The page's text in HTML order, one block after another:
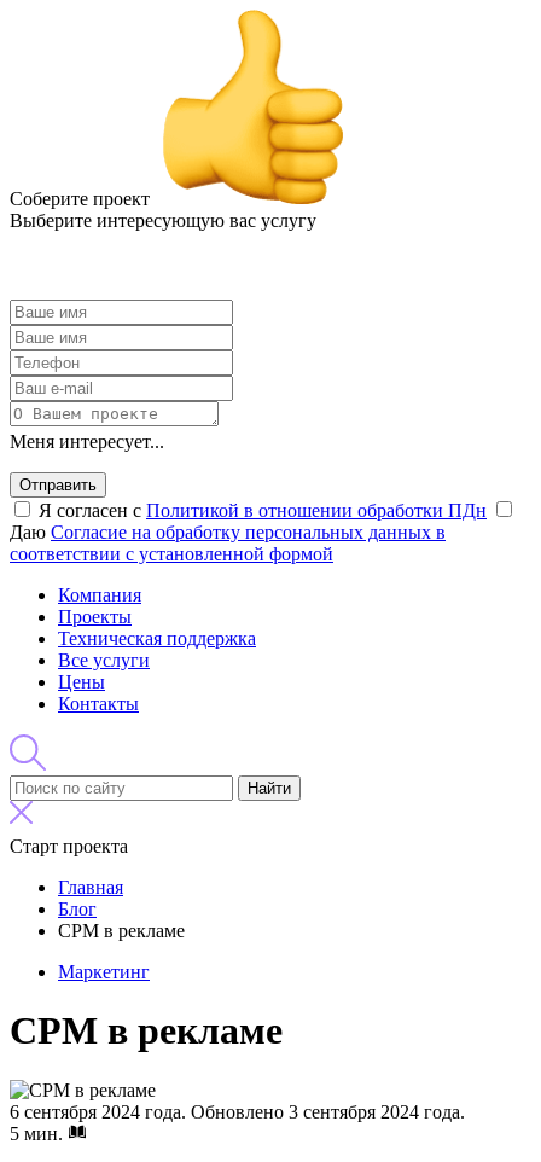
Соберите проект
Выберите интересующую вас услугу
Меня интересует...
Отправить
Я согласен с Политикой в отношении обработки ПДн
Даю Согласие на обработку персональных данных в
соответствии с установленной формой
Компания
Проекты
Техническая поддержка
Все услуги
Цены
Контакты
Найти
Старт проекта
Главная
Блог
CPM в рекламе
Маркетинг
CPM в рекламе
6 сентября 2024 года. Обновлено 3 сентября 2024 года.
5 мин.